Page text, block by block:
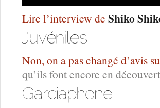
Lire l’interview de Shiko
Non, on a pas changé d’avis
qu’ils font encore en